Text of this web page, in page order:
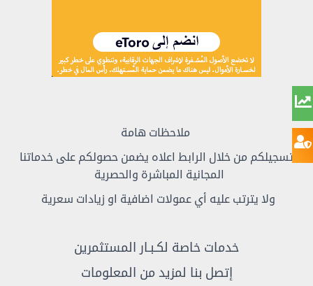
ملاحظات هامة
تسجيلكم من خلال الرابط اعلاه يضمن حصولكم على خدماتنا
المجانية المباشرة والحصرية
ولا يترتب عليه أي عمولات اضافية او زيادات سعرية
خدمات خاصة لكـبـار المستثمرين
إتصل بنا لمزيد من المعلومات